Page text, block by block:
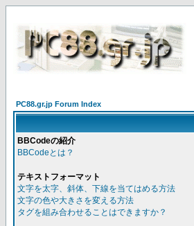
PC88.gr.jp Forum Index
BBCodeの紹介
BBCodeとは？
テキストフォーマット
文字を太字、斜体、下線を当てはめる方法
文字の色や大きさを変える方法
タグを組み合わせることはできますか？